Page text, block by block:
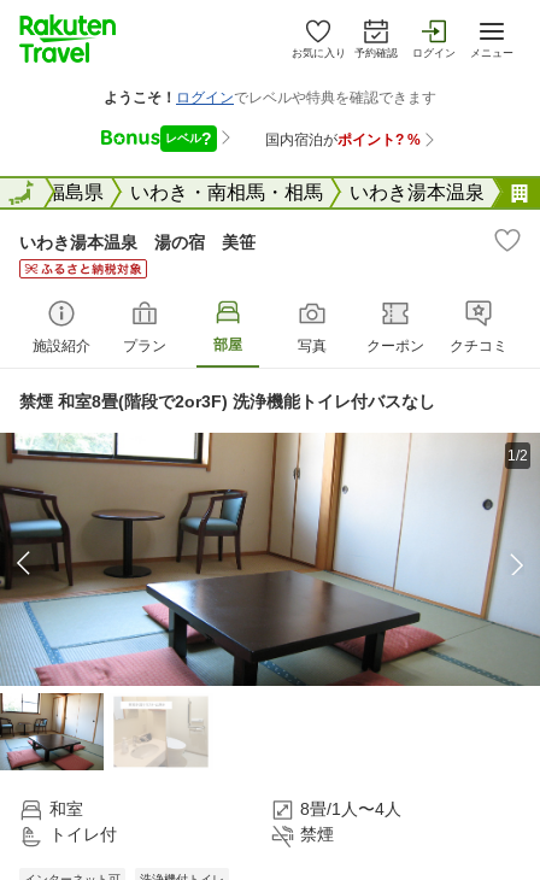
お気に入り 予約確認 ログイン メニュー
全国福島県 いわき・南相馬・相馬 いわき湯本温泉
全国
いわき湯本温泉 湯の宿 美笹
施設紹介 プラン 部屋 写真 クーポン クチコミ
禁煙 和室8畳(階段で2or3F) 洗浄機能トイレ付バスなし
1/2
和室
8畳/1人〜4人
トイレ付
禁煙